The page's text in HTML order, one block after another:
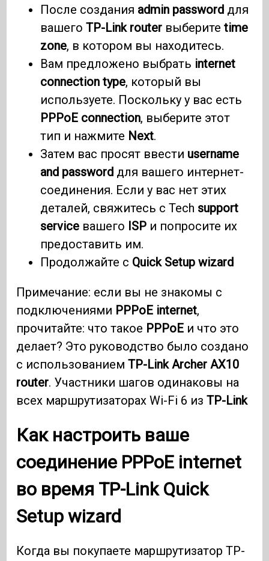
После создания admin password для
вашегоTP-Link router выберитеtime
zone, в котором вы находитесь.
Вам предложено выбрать internet
connection type, который вы
используете. Поскольку у вас есть
PPPoE connection, выберите этот
тип и нажмите Next.
Затем вас просят ввести username
and password для вашего интернет-
соединения. Если у вас нет этих
деталей, свяжитесь с Tech support
service вашего ISP и попросите их
предоставить им.
Продолжайте с Quick Setup wizard
Примечание: если вы не знакомы с
подключениями PPPoE internet,
прочитайте: что такое PPPoE и что это
делает? Это руководство было создано
с использованиемTP-Link Archer AX10
router. Участники шагов одинаковы на
всех маршрутизаторах Wi-Fi 6 изTP-Link
Как настроить ваше
соединение PPPoE internet
во время TP-Link Quick
Setup wizard
Когда вы покупаете маршрутизатор TP-